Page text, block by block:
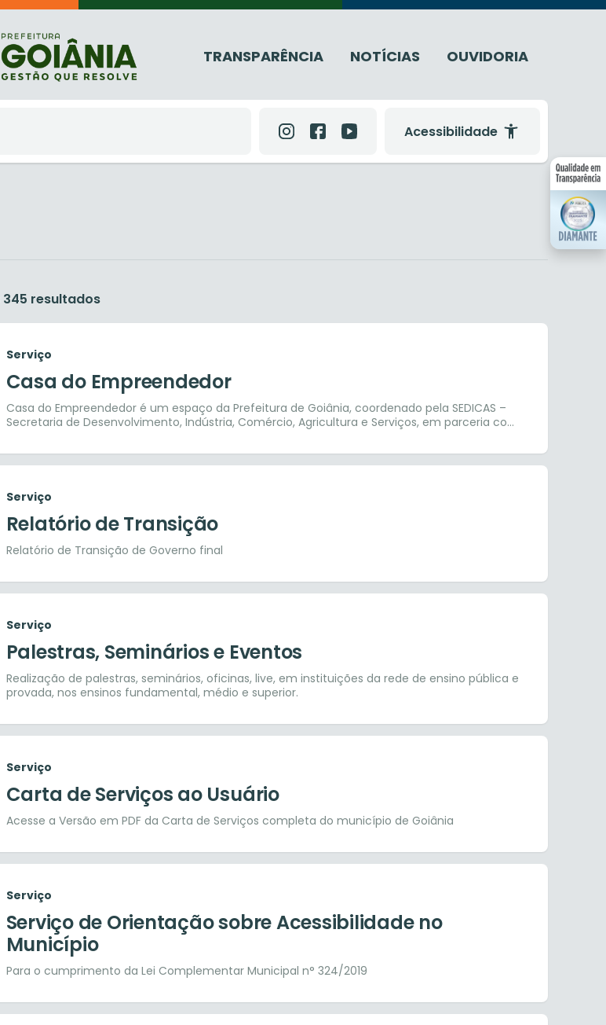
TRANSPARÊNCIA NOTÍCIAS OUVIDORIA
Acessibilidade
345 resultados
Serviço
Casa do Empreendedor
Casa do Empreendedor é um espaço da Prefeitura de Goiânia, coordenado pela SEDICAS –
Secretaria de Desenvolvimento, Indústria, Comércio, Agricultura e Serviços, em parceria com
Serviço
Relatório de Transição
Relatório de Transição de Governo final
Serviço
Palestras, Seminários e Eventos
Realização de palestras, seminários, oficinas, live, em instituições da rede de ensino pública e
provada, nos ensinos fundamental, médio e superior.
Serviço
Carta de Serviços ao Usuário
Acesse a Versão em PDF da Carta de Serviços completa do município de Goiânia
Serviço
Serviço de Orientação sobre Acessibilidade no
Município
Para o cumprimento da Lei Complementar Municipal n° 324/2019